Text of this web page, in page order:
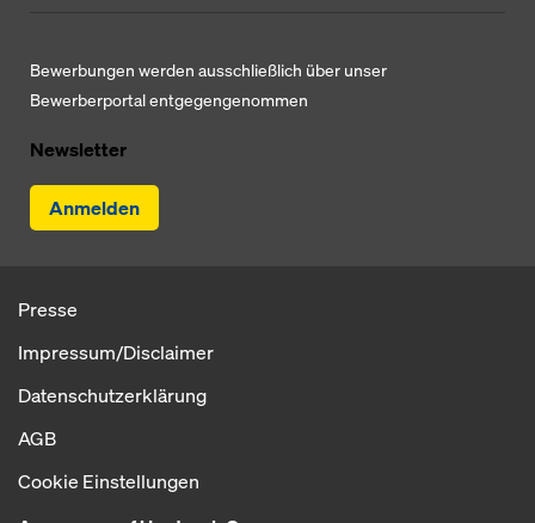
Bewerbungen werden ausschließlich über unser
Bewerberportal entgegengenommen
Newsletter
Anmelden
Presse
Impressum/Disclaimer
Datenschutzerklärung
AGB
Cookie Einstellungen